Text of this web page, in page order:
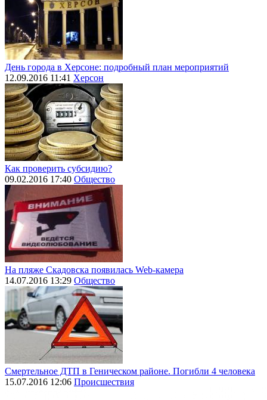
День города в Херсоне: подробный план мероприятий
12.09.2016 11:41 Херсон
Как проверить субсидию?
09.02.2016 17:40 Общество
На пляже Скадовска появилась Web-камера
14.07.2016 13:29 Общество
Смертельное ДТП в Геническом районе. Погибли 4 человека
15.07.2016 12:06 Происшествия